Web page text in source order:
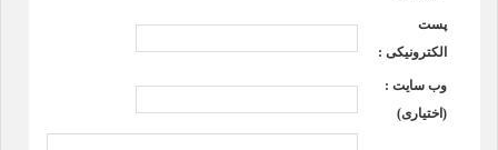
پست
الکترونیکی :
وب سایت :
(اختیاری)